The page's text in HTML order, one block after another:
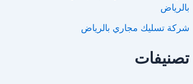
بالرياض
شركة تسليك مجاري بالرياض
تصنيفات